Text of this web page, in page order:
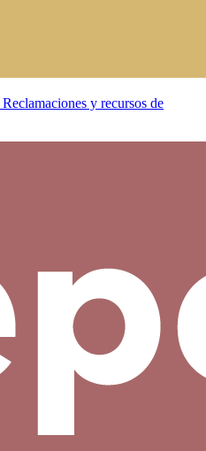
Reclamaciones y recursos de